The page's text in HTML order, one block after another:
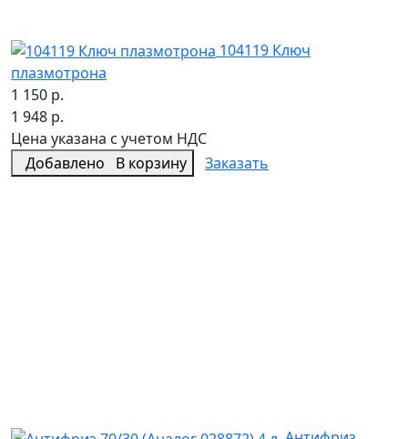
104119 Ключ
плазмотрона
1 150 р.
1 948 р.
Цена указана с учетом НДС
Добавлено
В корзину Заказать